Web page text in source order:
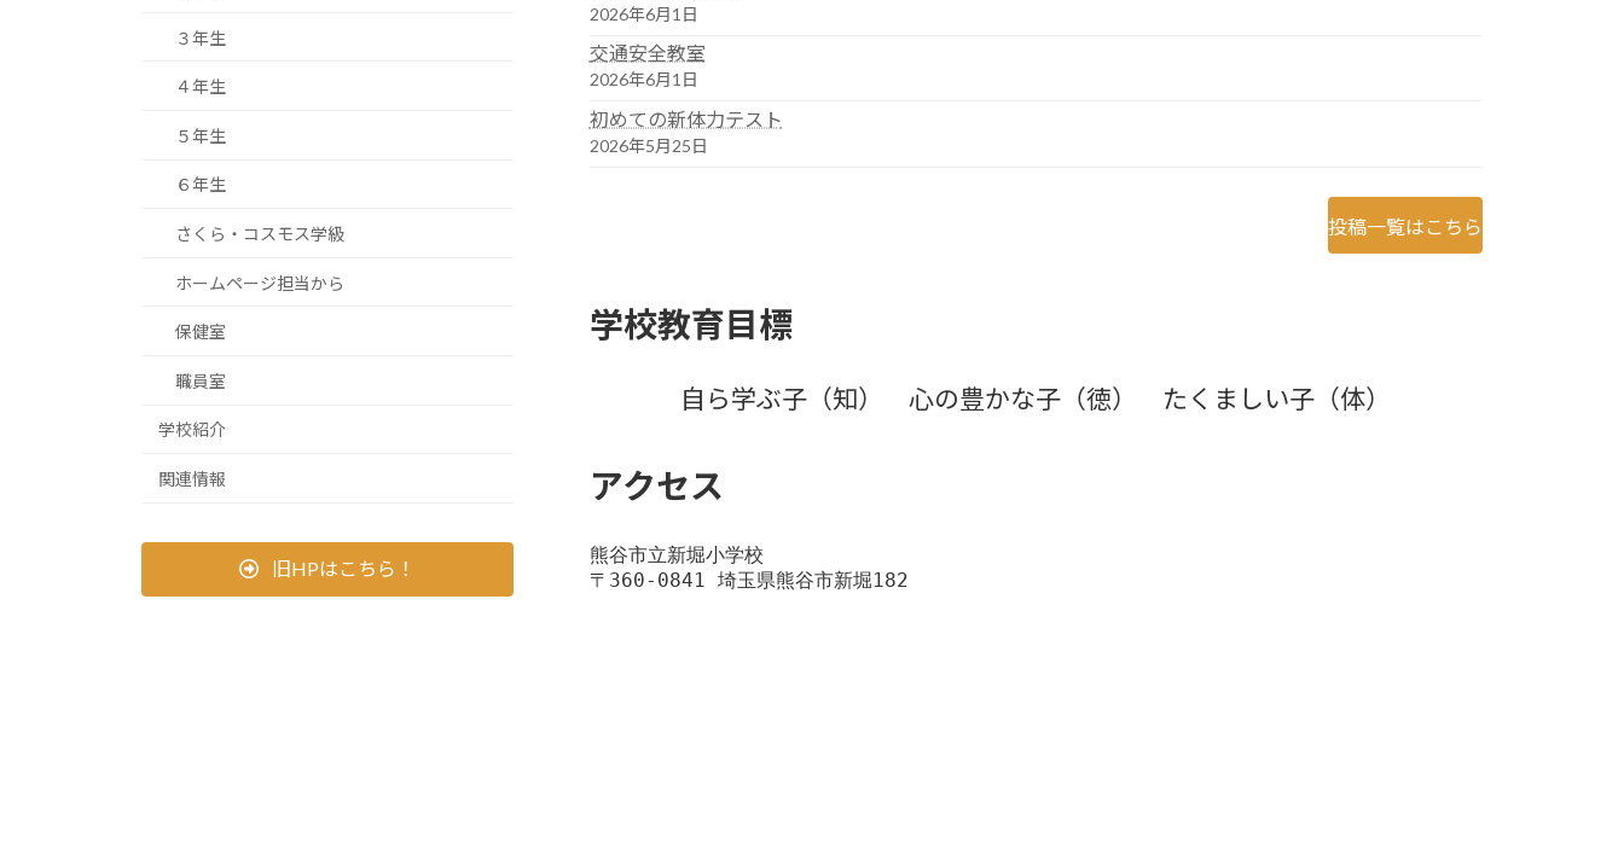
2026年6月1日
交通安全教室
2026年6月1日
初めての新体力テスト
2026年5月25日
投稿一覧はこちら
学校教育目標
自ら学ぶ子（知） 心の豊かな子（徳） たくましい子（体）
アクセス
熊谷市立新堀小学校
〒360-0841 埼玉県熊谷市新堀182
３年生
４年生
５年生
６年生
さくら・コスモス学級
ホームページ担当から
保健室
職員室
学校紹介
関連情報
旧HPはこちら！